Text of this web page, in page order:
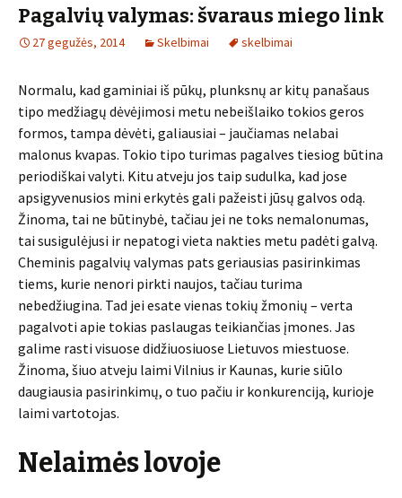
Pagalvių valymas: švaraus miego link
27 gegužės, 2014 Skelbimai skelbimai
Normalu, kad gaminiai iš pūkų, plunksnų ar kitų panašaus
tipo medžiagų dėvėjimosi metu nebeišlaiko tokios geros
formos, tampa dėvėti, galiausiai – jaučiamas nelabai
malonus kvapas. Tokio tipo turimas pagalves tiesiog būtina
periodiškai valyti. Kitu atveju jos taip sudulka, kad jose
apsigyvenusios mini erkytės gali pažeisti jūsų galvos odą.
Žinoma, tai ne būtinybė, tačiau jei ne toks nemalonumas,
tai susigulėjusi ir nepatogi vieta nakties metu padėti galvą.
Cheminis pagalvių valymas pats geriausias pasirinkimas
tiems, kurie nenori pirkti naujos, tačiau turima
nebedžiugina. Tad jei esate vienas tokių žmonių – verta
pagalvoti apie tokias paslaugas teikiančias įmones. Jas
galime rasti visuose didžiuosiuose Lietuvos miestuose.
Žinoma, šiuo atveju laimi Vilnius ir Kaunas, kurie siūlo
daugiausia pasirinkimų, o tuo pačiu ir konkurenciją, kurioje
laimi vartotojas.
Nelaimės lovoje